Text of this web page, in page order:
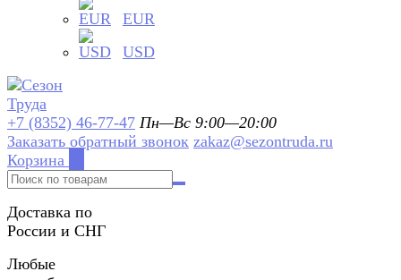
EUR
USD
+7 (8352) 46-77-47 Пн—Вс 9:00—20:00
Заказать обратный звонок zakaz@sezontruda.ru
Корзина
Доставка по
России и СНГ
Любые